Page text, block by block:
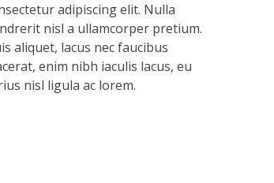
adipiscing elit. Nulla
nisl a ullamcorper pretium.
aliquet, lacus nec faucibus
enim nibh iaculis lacus, eu
nisl ligula ac lorem.